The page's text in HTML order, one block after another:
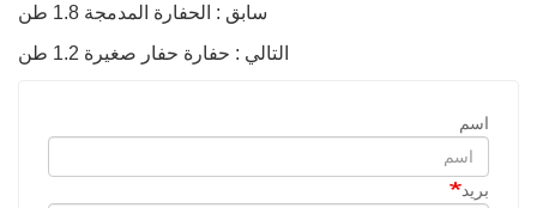
سابق : الحفارة المدمجة 1.8 طن
التالي : حفارة حفار صغيرة 1.2 طن
اسم
بريد